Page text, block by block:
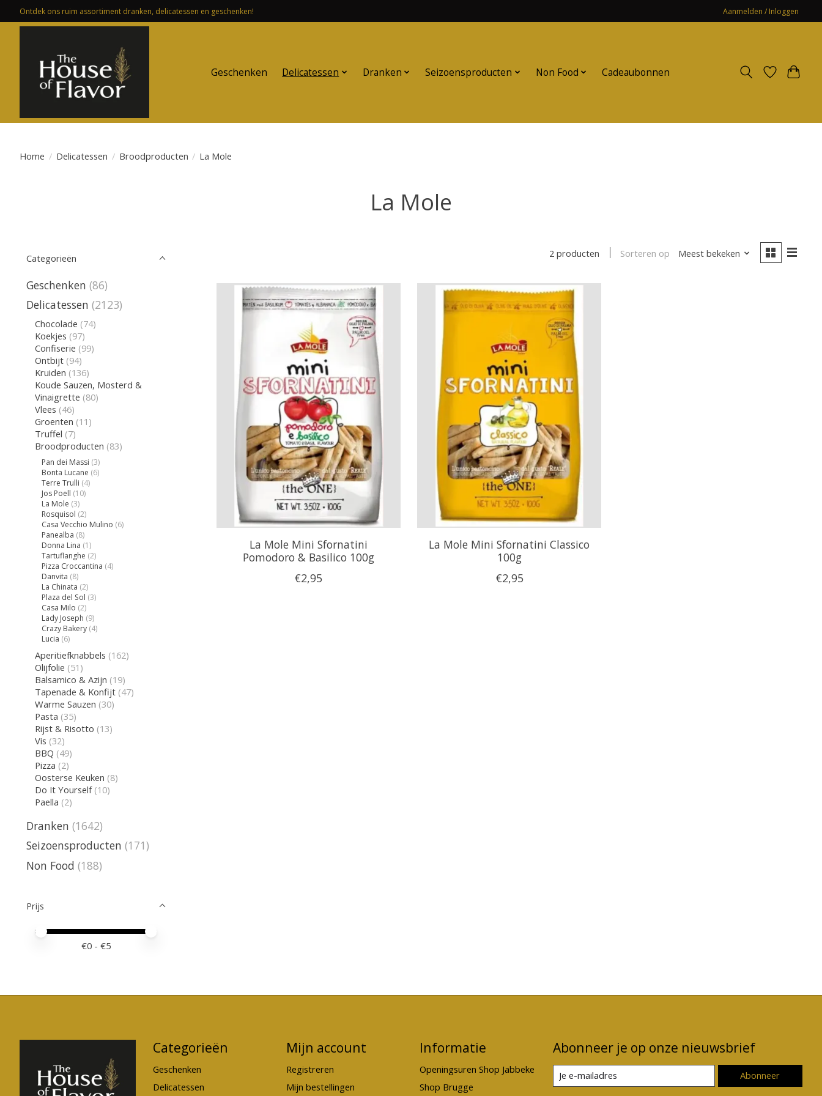
Ontdek ons ruim assortiment dranken, delicatessen en geschenken! Aanmelden / Inloggen
Geschenken Delicatessen Dranken Seizoensproducten Non Food Cadeaubonnen
Home / Delicatessen / Broodproducten / La Mole
La Mole
Categorieën
Geschenken (86)
Delicatessen (2123)
Chocolade (74)
Koekjes (97)
Confiserie (99)
Ontbijt (94)
Kruiden (136)
Koude Sauzen, Mosterd &
Vinaigrette (80)
Vlees (46)
Groenten (11)
Truffel (7)
Broodproducten (83)
Pan dei Massi (3)
Bonta Lucane (6)
Terre Trulli (4)
Jos Poell (10)
La Mole (3)
Rosquisol (2)
Casa Vecchio Mulino (6)
Panealba (8)
Donna Lina (1)
Tartuflanghe (2)
Pizza Croccantina (4)
Danvita (8)
La Chinata (2)
Plaza del Sol (3)
Casa Milo (2)
Lady Joseph (9)
Crazy Bakery (4)
Lucia (6)
Aperitiefknabbels (162)
Olijfolie (51)
Balsamico & Azijn (19)
Tapenade & Konfijt (47)
Warme Sauzen (30)
Pasta (35)
Rijst & Risotto (13)
Vis (32)
BBQ (49)
Pizza (2)
Oosterse Keuken (8)
Do It Yourself (10)
Paella (2)
Dranken (1642)
Seizoensproducten (171)
Non Food (188)
Prijs
Minimale prijswaarde
Price maximum value
€0 - €5
2 producten Sorteren op Meest bekeken
La Mole Mini Sfornatini
Pomodoro & Basilico 100g
€2,95
La Mole Mini Sfornatini Classico
100g
€2,95
Categorieën
Geschenken
Delicatessen
Mijn account
Registreren
Mijn bestellingen
Informatie
Openingsuren Shop Jabbeke
Shop Brugge
Abonneer je op onze nieuwsbrief
Abonneer